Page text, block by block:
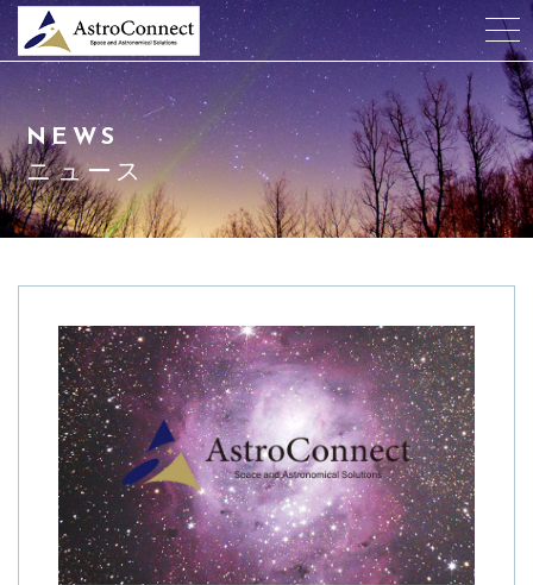
当社について
天井プラネタリウム
サービス紹介
会社概要
ニュース
よくある質問
申込/お問合せ
CONTACT
NEWS
ニュース